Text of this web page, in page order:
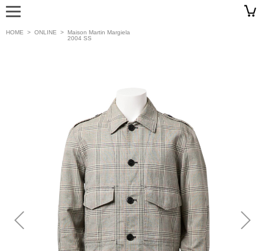
HOME > ONLINE > Maison Martin Margiela
2004 SS